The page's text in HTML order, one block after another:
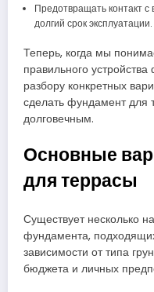
Предотвращать контакт
долгий срок эксплуатации.
Теперь, когда мы
правильного
разбору конкретных
сделать фундамент для
долговечным.
Основные
для террасы
Существует несколько
фундамента,
зависимости от типа
бюджета и личных